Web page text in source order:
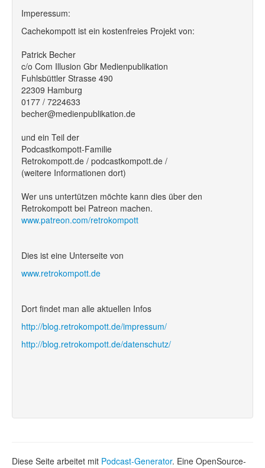
Imperessum:
Cachekompott ist ein kostenfreies Projekt von:
Patrick Becher
c/o Com Illusion Gbr Medienpublikation
Fuhlsbüttler Strasse 490
22309 Hamburg
0177 / 7224633
becher@medienpublikation.de
und ein Teil der
Podcastkompott-Familie
Retrokompott.de / podcastkompott.de /
(weitere Informationen dort)
Wer uns untertützen möchte kann dies über den
Retrokompott bei Patreon machen.
www.patreon.com/retrokompott
Dies ist eine Unterseite von
www.retrokompott.de
Dort findet man alle aktuellen Infos
http://blog.retrokompott.de/impressum/
http://blog.retrokompott.de/datenschutz/
Diese Seite arbeitet mit Podcast-Generator. Eine OpenSource-